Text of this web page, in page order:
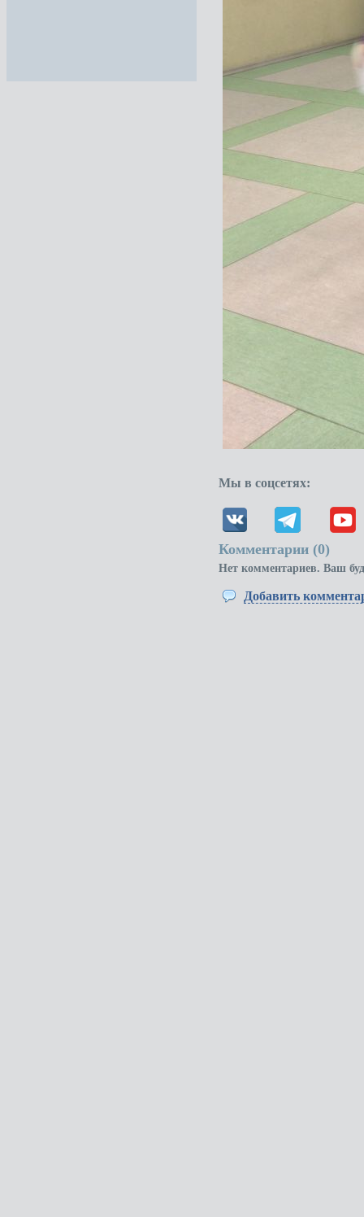
Мы в соцсетях:
Комментарии (0)
Нет комментариев. Ваш
Добавить